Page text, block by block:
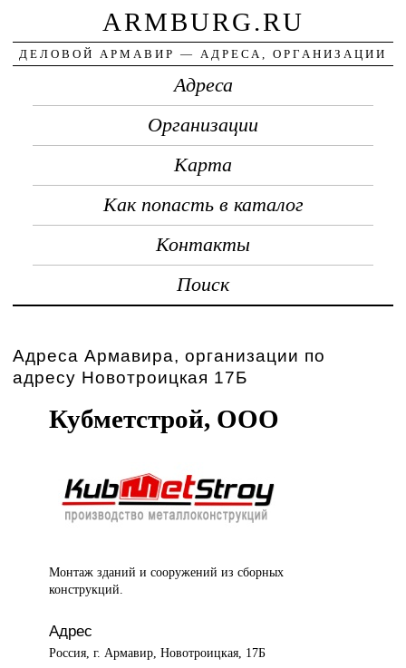
ARMBURG.RU
ДЕЛОВОЙ АРМАВИР — АДРЕСА, ОРГАНИЗАЦИИ
Адреса
Организации
Карта
Как попасть в каталог
Контакты
Поиск
Адреса Армавира, организации по
адресу Новотроицкая 17Б
Кубметстрой, ООО
Монтаж зданийи сооружений из сборных
конструкций.
Адрес
Россия, г. Армавир, Новотроицкая, 17Б